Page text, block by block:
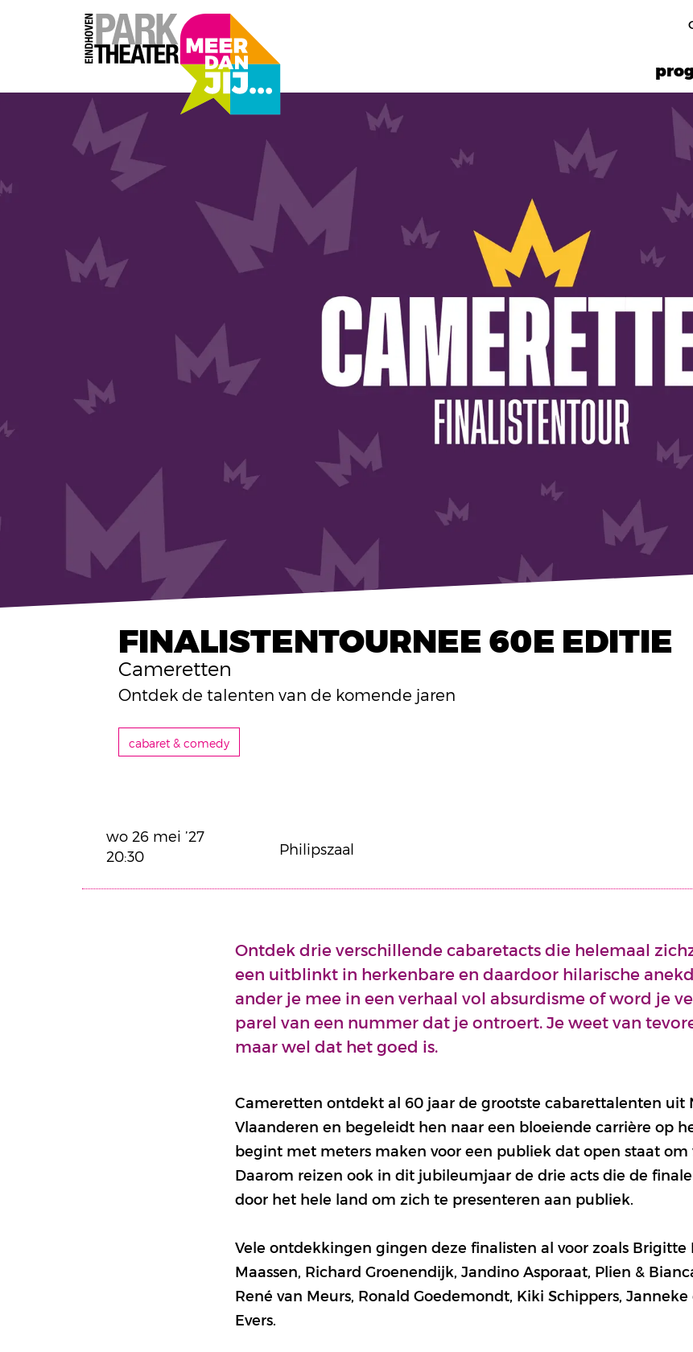
FINALISTENTOURNEE 60E EDITIE
Cameretten
Ontdek de talenten van de komende jaren
cabaret & comedy
wo 26 mei ’27
20:30
Philipszaal
Ontdek drie verschillende cabaretacts die helemaal
een uitblinkt in herkenbare en daardoor hilarische
ander je mee in een verhaal vol absurdisme of word je
parel van een nummer dat je ontroert. Je weet van
maar wel dat het goed is.
Cameretten ontdekt al 60 jaar de grootste cabarettalenten uit
Vlaanderen en begeleidt hen naar een bloeiende carrière op
begint met meters maken voor een publiek dat open staat om
Daarom reizen ook in dit jubileumjaar de drie acts die de
door het hele land om zich te presenteren aan publiek.
Vele ontdekkingen gingen deze finalisten al voor zoals Brigitte
Maassen, Richard Groenendijk, Jandino Asporaat, Plien &
René van Meurs, Ronald Goedemondt, Kiki Schippers,
Evers.